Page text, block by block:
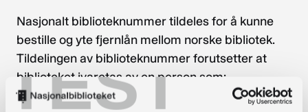
TEST
Nasjonalt biblioteknummer tildeles for å kunne
bestille og yte fjernlån mellom norske bibliotek.
Tildelingen av biblioteknummer forutsetter at
biblioteket ivaretas av en person som:
er bibliotekar, eller i det minste har kjennskap